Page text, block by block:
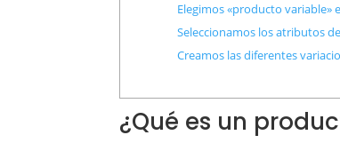
Elegimos «producto variable»
Seleccionamos los atributos
Creamos las diferentes
¿Qué es un